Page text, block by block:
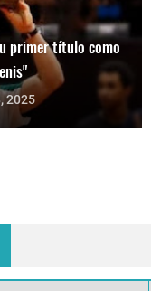
primer título como
2025